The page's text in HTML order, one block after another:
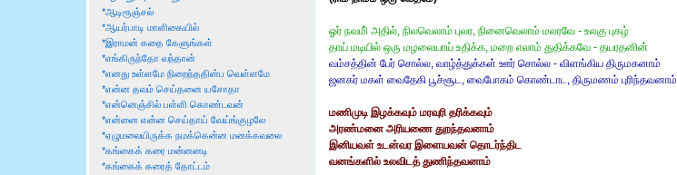
*ஆடிரூஞ்சல்
*ஆயர்பாடி மாளிகையில்
*இராமன் கதை கேளுங்கள்
*எங்கிருந்தோ வந்தான்
*எனது உள்ளமே நிறைந்ததின்ப வெள்ளமே
*என்ன தவம் செய்தனை யசோதா
*என்னெஞ்சில் பள்ளி கொண்டவன்
*என்னை என்ன செய்தாய் வேய்ங்குழலே
*ஏழுமலையிருக்க நமக்கென்ன மனக்கவலை
*கங்கைக் கரை மன்னனடி
*கங்கைக் கரைத் தோட்டம்
ஓர் நவமி் அதில், நிலவெலாம் புலர, நினைவெலாம் மலரவே - உலகு புகழ்
தாய் மடியில் ஒரு மழலையாய் உதிக்க, மறை எலாம் துதிக்கவே - தயரதனின்
வம்சத்தின் பேர் சொல்ல, வாழ்த்துக்கள் ஊர் சொல்ல - விளங்கிய திருமகனாம்
ஜனகர் மகள் வைதேகி பூச்சூட, வைபோகம் கொண்டாட, திருமணம் புரிந்தவனாம்
மணிமுடி இழக்கவும் மரவுரி தரிக்கவும்
அரண்மனை அரியணை துறந்தவனாம்
இனியவள் உடன்வர இளையவன் தொடர்ந்திட
வனங்களில் உலவிடத் துணிந்தவனாம்